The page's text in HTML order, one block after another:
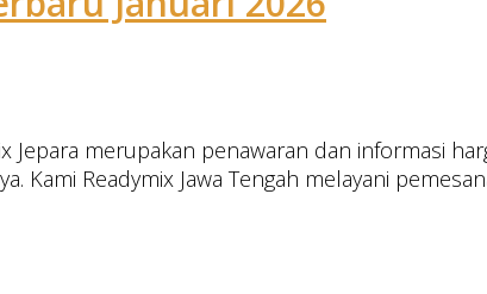
Jepara merupakan penawaran dan informasi
Kami Readymix Jawa Tengah melayani